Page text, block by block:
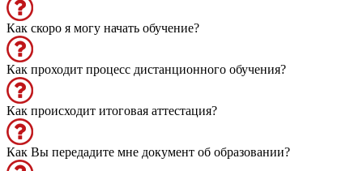
Как скоро я могу начать обучение?
Как проходит процесс дистанционного обучения?
Как происходит итоговая аттестация?
Как Вы передадите мне документ об образовании?